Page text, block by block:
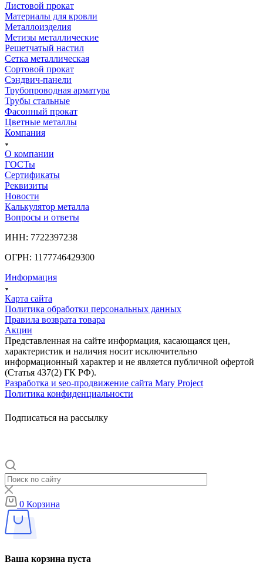
Листовой прокат
Материалы для кровли
Металлоизделия
Метизы металлические
Решетчатый настил
Сетка металлическая
Сортовой прокат
Сэндвич-панели
Трубопроводная арматура
Трубы стальные
Фасонный прокат
Цветные металлы
Компания
О компании
ГОСТы
Сертификаты
Реквизиты
Новости
Калькулятор металла
Вопросы и ответы
ИНН: 7722397238
ОГРН: 1177746429300
Информация
Карта сайта
Политика обработки персональных данных
Правила возврата товара
Акции
Представленная на сайте информация, касающаяся цен,
характеристик и наличия носит исключительно
информационный характер и не является публичной офертой
(Статья 437(2) ГК РФ).
Разработка и seo-продвижение сайта Mary Project
Политика конфиденциальности
Подписаться на рассылку
0 Корзина
Ваша корзина пуста